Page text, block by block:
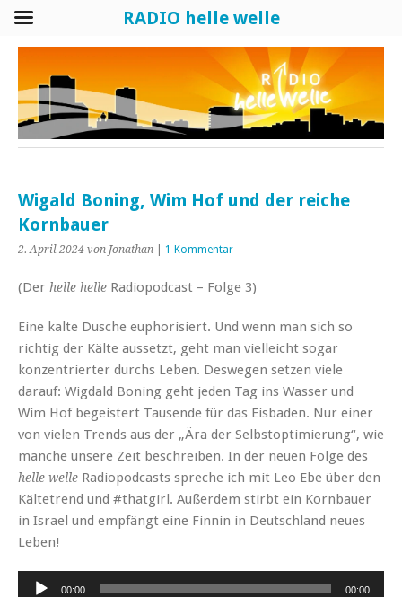
Wigald Boning, Wim Hof und der reiche
Kornbauer
2. April 2024 von Jonathan 1 Kommentar
(Der helle helle Radiopodcast – Folge 3)
Eine kalte Dusche euphorisiert. Und wenn man sich so
richtig der Kälte aussetzt, geht man vielleicht sogar
konzentrierter durchs Leben. Deswegen setzen viele
darauf: Wigdald Boning geht jeden Tag ins Wasser und
Wim Hof begeistert Tausende für das Eisbaden. Nur einer
von vielen Trends aus der „Ära der Selbstoptimierung“, wie
manche unsere Zeit beschreiben. In der neuen Folge des
helle welle Radiopodcasts spreche ich mit Leo Ebe über den
Kältetrend und #thatgirl. Außerdem stirbt ein Kornbauer
in Israel und empfängt eine Finnin in Deutschland neues
Leben!
Audio-
00:00 00:00
RADIO helle welle